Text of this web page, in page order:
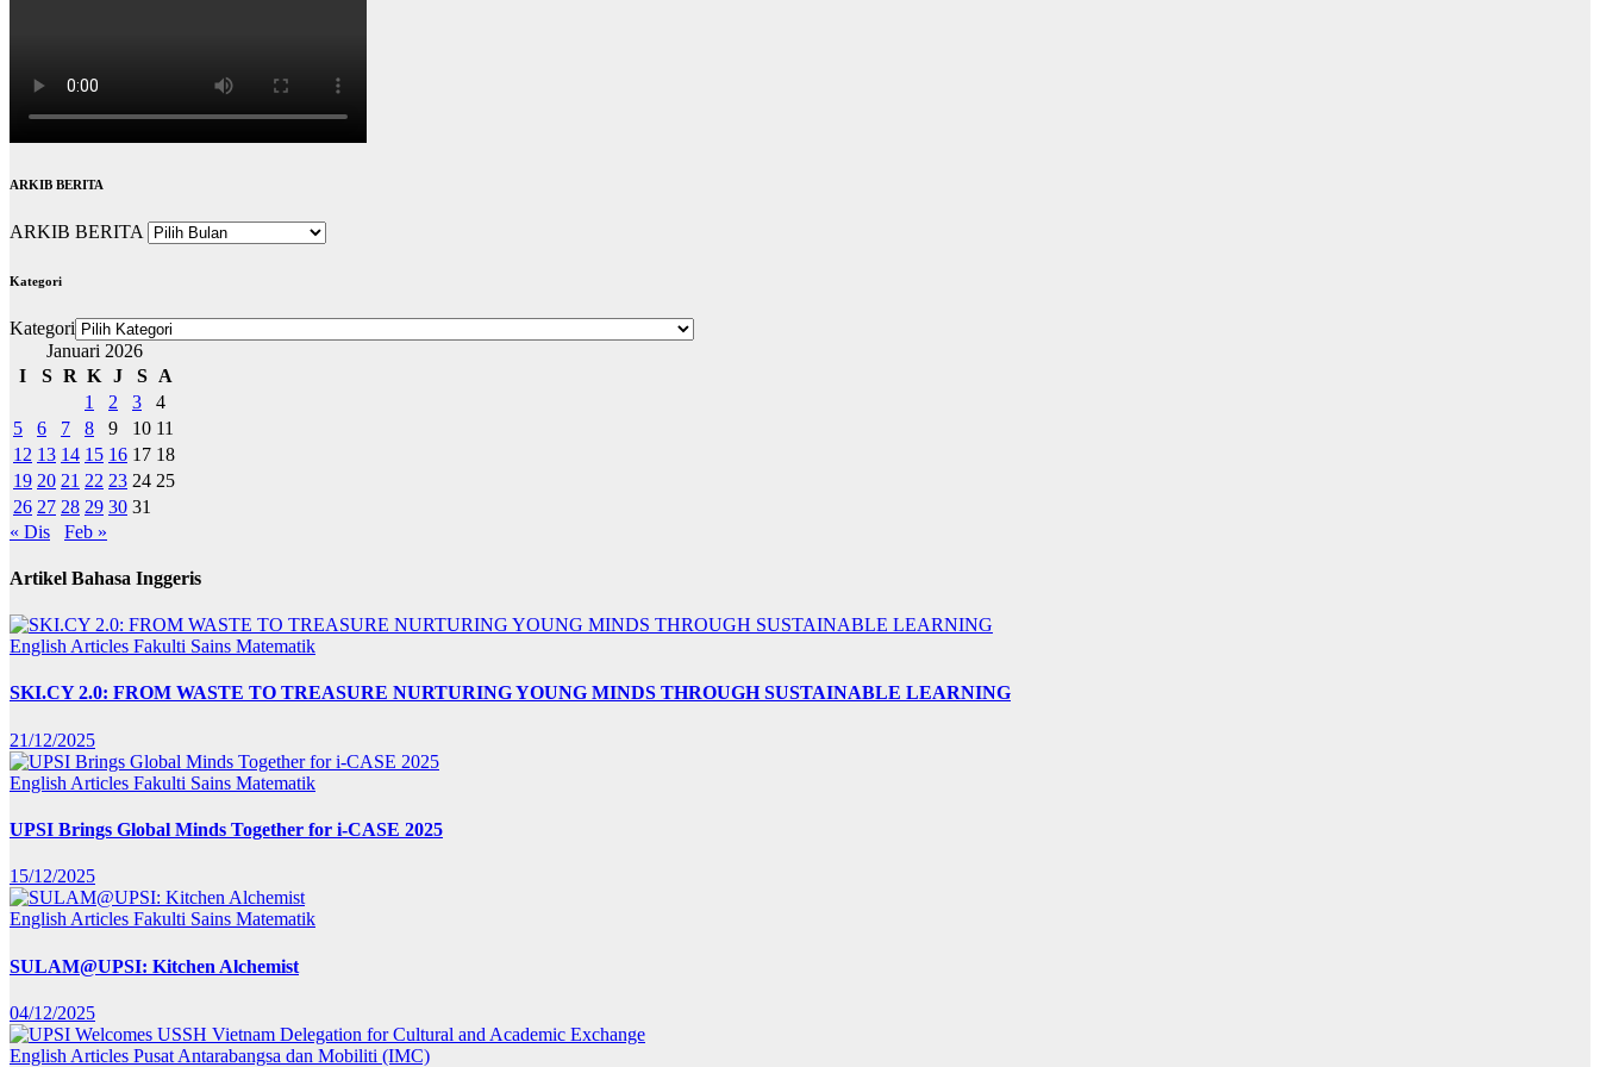
ARKIB BERITA
ARKIB BERITA
Kategori
Kategori
Januari 2026
I
S R K J S
A
1
2 3
4
5
6 7 8 9 10 11
12 13 14 15 16 17 18
19 20 21 22 23 24 25
26 27 28 29 30 31
« Dis
Feb »
Artikel Bahasa Inggeris
English Articles Fakulti Sains Matematik
SKI.CY 2.0: FROM WASTE TO TREASURE NURTURING YOUNG MINDS THROUGH SUSTAINABLE LEARNING
21/12/2025
English Articles Fakulti Sains Matematik
UPSI Brings Global Minds Together for i-CASE 2025
15/12/2025
English Articles Fakulti Sains Matematik
SULAM@UPSI: Kitchen Alchemist
04/12/2025
English Articles Pusat Antarabangsa dan Mobiliti (IMC)